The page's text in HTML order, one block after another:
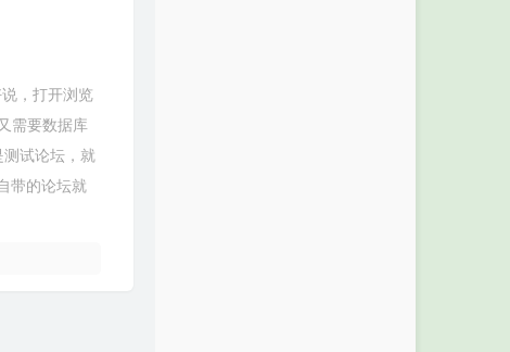
，打开浏览
需要数据库
试论坛，就
带的论坛就